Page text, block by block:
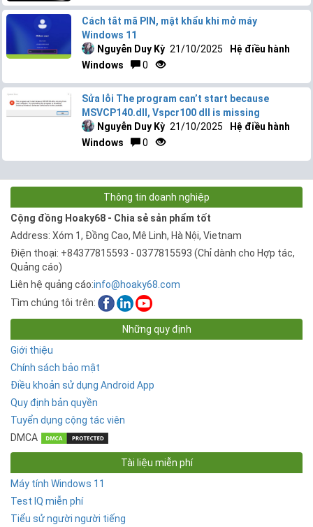
Cách tắt mã PIN, mật khẩu khi mở máy
Windows 11
Nguyễn Duy Kỳ 21/10/2025
Hệ điều hành
Windows
0
Sửa lỗi The program can’t start because
MSVCP140.dll, Vspcr100 dll is missing
Nguyễn Duy Kỳ 21/10/2025
Hệ điều hành
Windows
0
Thông tin doanh nghiệp
Cộng đồng Hoaky68 - Chia sẻ sản phẩm tốt
Address: Xóm 1, Đồng Cao, Mê Linh, Hà Nội, Vietnam
Điện thoại: +84377815593 - 0377815593 (Chỉ dành cho Hợp tác,
Quảng cáo)
Liên hệ quảng cáo:info@hoaky68.com
Tìm chúng tôi trên:
Những quy định
Giới thiệu
Chính sách bảo mật
Điều khoản sử dụng Android App
Quy định bản quyền
Tuyển dụng cộng tác viên
DMCA
Tài liệu miễn phí
Máy tính Windows 11
Test IQ miễn phí
Tiểu sử người người tiếng